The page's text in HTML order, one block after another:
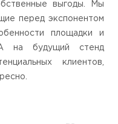
выгоды. Мы
перед экспонентом
площадки и
А на будущий стенд
клиентов,